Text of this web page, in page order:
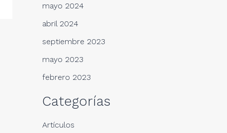
mayo 2024
abril 2024
septiembre 2023
mayo 2023
febrero 2023
Categorías
Artículos